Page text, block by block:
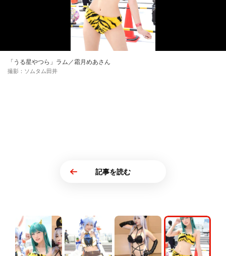
「うる星やつら」ラム／霜月めあさん
撮影：ソムタム田井
記事を読む